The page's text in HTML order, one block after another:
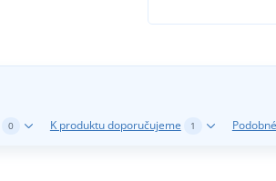
0 K produktu doporučujeme 1